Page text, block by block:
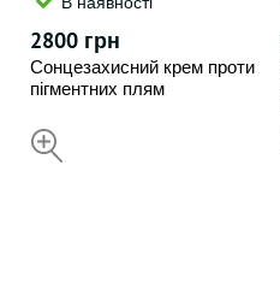
2800 грн
Сонцезахисний крем проти
пігментних плям
SPF50 Next-Gen 50 мл